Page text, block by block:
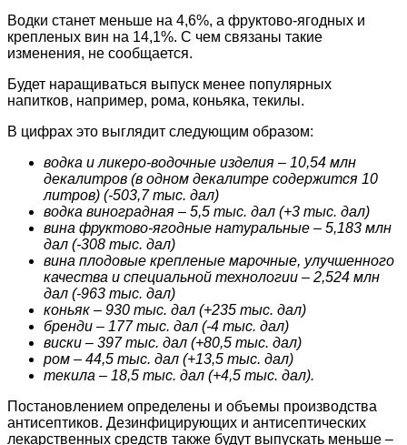
Водки станет меньше на 4,6%, а фруктово-ягодных и
крепленых вин на 14,1%. С чем связаны такие
изменения, не сообщается.
Будет наращиваться выпуск менее популярных
напитков, например, рома, коньяка, текилы.
В цифрах это выглядит следующим образом:
водка и ликеро-водочные изделия – 10,54 млн
декалитров (в одном декалитре содержится 10
литров) (-503,7 тыс. дал)
водка виноградная – 5,5 тыс. дал (+3 тыс. дал)
вина фруктово-ягодные натуральные – 5,183 млн
дал (-308 тыс. дал)
вина плодовые крепленые марочные, улучшенного
качества и специальной технологии – 2,524 млн
дал (-963 тыс. дал)
коньяк – 930 тыс. дал (+235 тыс. дал)
бренди – 177 тыс. дал (-4 тыс. дал)
виски – 397 тыс. дал (+80,5 тыс. дал)
ром – 44,5 тыс. дал (+13,5 тыс. дал)
текила – 18,5 тыс. дал (+4,5 тыс. дал).
Постановлением определены и объемы производства
антисептиков. Дезинфицирующих и антисептических
лекарственных средств также будут выпускать меньше –